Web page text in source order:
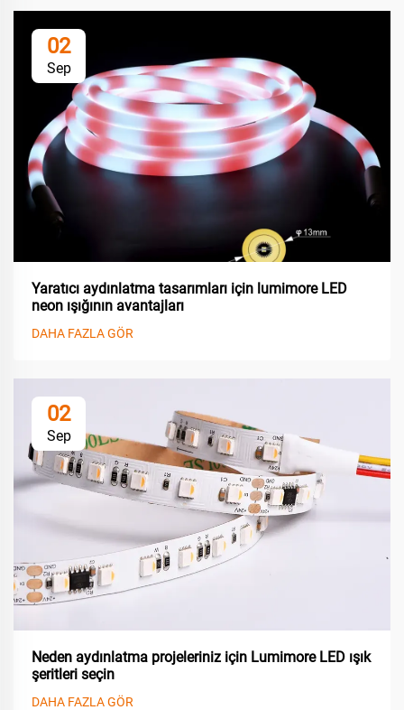
02
Sep
Yaratıcı aydınlatma tasarımları için lumimore LED
neon ışığının avantajları
DAHA FAZLA GÖR
02
Sep
Neden aydınlatma projeleriniz için Lumimore LED ışık
şeritleri seçin
DAHA FAZLA GÖR